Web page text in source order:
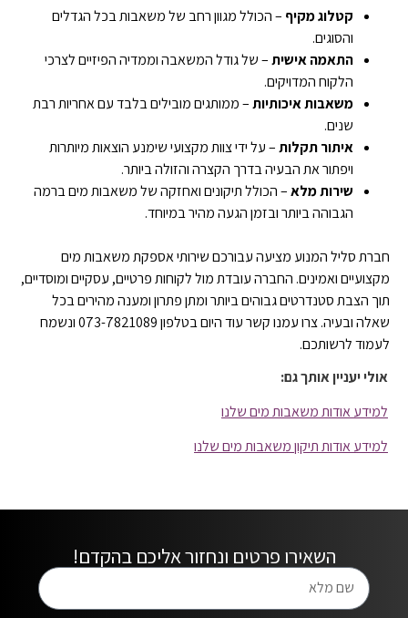
קטלוג מקיף – הכולל מגוון רחב של משאבות בכל הגדלים
והסוגים.
התאמה אישית– של גודל המשאבה וממדיה הפיזיים לצרכי
הלקוח המדויקים.
משאבות איכותיות– ממותגים מובילים בלבד עם אחריות רבת
שנים.
איתור תקלות– על ידי צוות מקצועי שימנע הוצאות מיותרות
ויפתור את הבעיה בדרך הקצרה והזולה ביותר.
שירות מלא– הכולל תיקונים ואחזקה של משאבות מים ברמה
הגבוהה ביותר ובזמן הגעה מהיר במיוחד.
חברת סליל המנוע מציעה עבורכם שירותי אספקת משאבות מים
מקצועיים ואמינים. החברה עובדת מול לקוחות פרטיים, עסקיים ומוסדיים,
תוך הצבת סטנדרטים גבוהים ביותר ומתן פתרון ומענה מהירים בכל
שאלה ובעיה. צרו עמנו קשר עוד היום בטלפון 073-7821089 ונשמח
לעמוד לרשותכם.
אולי יעניין אותך גם:
למידע אודות משאבות מים שלנו
למידע אודות תיקון משאבות מים שלנו
השאירו פרטים ונחזור אליכם בהקדם!